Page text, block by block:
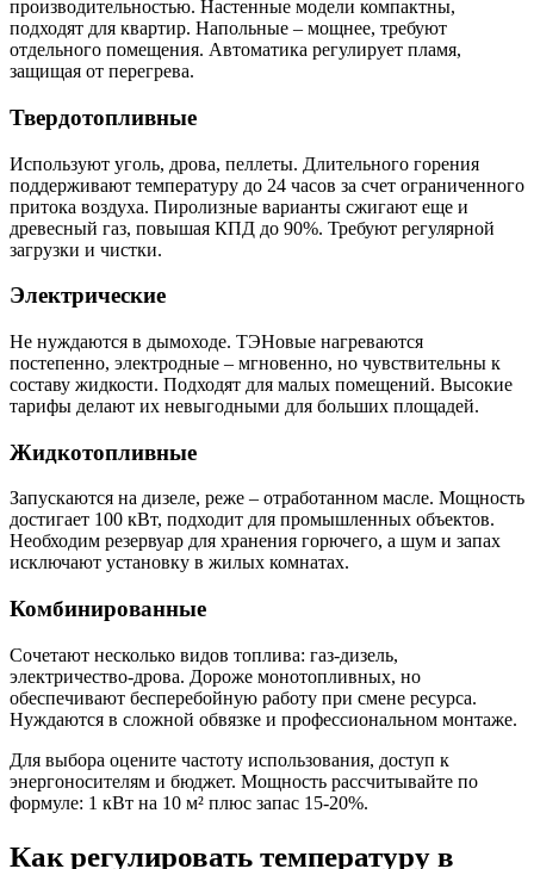
производительностью. Настенные модели компактны,
подходят для квартир. Напольные – мощнее, требуют
отдельного помещения. Автоматика регулирует пламя,
защищая от перегрева.
Твердотопливные
Используют уголь, дрова, пеллеты. Длительного горения
поддерживают температуру до 24 часов за счет ограниченного
притока воздуха. Пиролизные варианты сжигают еще и
древесный газ, повышая КПД до 90%. Требуют регулярной
загрузки и чистки.
Электрические
Не нуждаются в дымоходе. ТЭНовые нагреваются
постепенно, электродные – мгновенно, но чувствительны к
составу жидкости. Подходят для малых помещений. Высокие
тарифы делают их невыгодными для больших площадей.
Жидкотопливные
Запускаются на дизеле, реже – отработанном масле. Мощность
достигает 100 кВт, подходит для промышленных объектов.
Необходим резервуар для хранения горючего, а шум и запах
исключают установку в жилых комнатах.
Комбинированные
Сочетают несколько видов топлива: газ-дизель,
электричество-дрова. Дороже монотопливных, но
обеспечивают бесперебойную работу при смене ресурса.
Нуждаются в сложной обвязке и профессиональном монтаже.
Для выбора оцените частоту использования, доступ к
энергоносителям и бюджет. Мощность рассчитывайте по
формуле: 1 кВт на 10 м² плюс запас 15-20%.
Как регулировать температуру в